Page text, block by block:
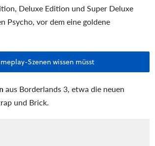
Deluxe Edition und Super Deluxe
Psycho, vor dem eine goldene
Szenen wissen müsst
aus Borderlands 3, etwa die neuen
und Brick.